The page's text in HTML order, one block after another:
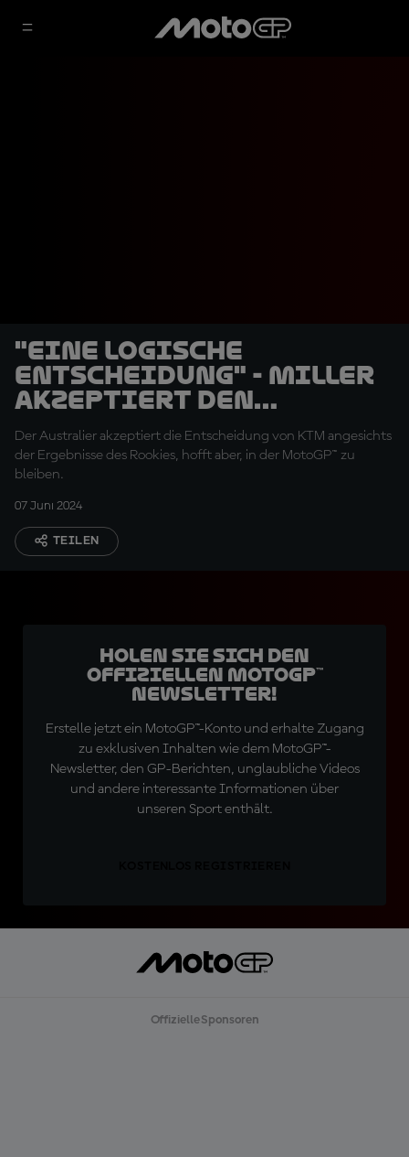
"Eine logische
Entscheidung" - Miller
akzeptiert den
Aufstieg von Acosta
Der Australier akzeptiert die Entscheidung von KTM angesichts
der Ergebnisse des Rookies, hofft aber, in der MotoGP™ zu
bleiben.
07 Juni 2024
TEILEN
Holen Sie sich den
offiziellen MotoGP™
Newsletter!
Erstelle jetzt ein MotoGP™-Konto und erhalte Zugang
zu exklusiven Inhalten wie dem MotoGP™-
Newsletter, den GP-Berichten, unglaubliche Videos
und andere interessante Informationen über
unseren Sport enthält.
Offizielle Sponsoren